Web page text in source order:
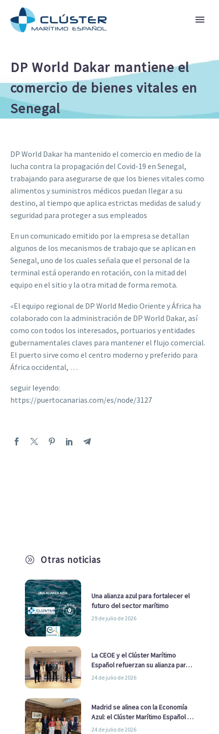
DP World Dakar mantiene el
comercio de bienes vitales en
Senegal
A Otras noticias
Una alianza azul para fortalecer el
futuro del sector marítimo
29 de julio de 2026
La CEOE y el Clúster Marítimo
Español refuerzan su alianza para
impulsar una estrategia Nacional
24 de julio de 2026
Madrid se alinea con la Economía
Azul: el Clúster Marítimo Español y
la Real Liga Naval avanzan alianzas
24 de julio de 2026
DP World Dakar ha mantenido el comercio en medio de la
lucha contra la propagación del Covid-19 en Senegal,
trabajando para asegurarse de que los bienes vitales como
alimentos y suministros médicos puedan llegar a su
destino, al tiempo que aplica estrictas medidas de salud y
seguridad para proteger a sus empleados
En un comunicado emitido por la empresa se detallan
algunos de los mecanismos de trabajo que se aplican en
Senegal, uno de los cuales señala que el personal de la
terminal está operando en rotación, con la mitad del
equipo en el sitio y la otra mitad de forma remota.
«El equipo regional de DP World Medio Oriente y África ha
colaborado con la administración de DP World Dakar, así
como con todos los interesados, portuarios y entidades
gubernamentales claves para mantener el flujo comercial.
El puerto sirve como el centro moderno y preferido para
África occidental, …
seguir leyendo:
https://puertocanarias.com/es/node/3127